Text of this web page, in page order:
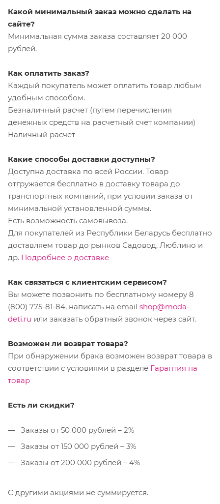
Какой минимальный заказ можно сделать на
сайте?
Минимальная сумма заказа составляет 20 000
рублей.
Как оплатить заказ?
Каждый покупатель может оплатить товар любым
удобным способом.
Безналичный расчет (путем перечисления
денежных средств на расчетный счет компании)
Наличный расчет
Какие способы доставки доступны?
Доступна доставка по всей России. Товар
отгружается бесплатно в доставку товара до
транспортных компаний, при условии заказа от
минимальной установленной суммы.
Есть возможность самовывоза.
Для покупателей из Республики Беларусь бесплатно
доставляем товар до рынков Садовод, Люблино и
др. Подробнее о доставке
Как связаться с клиентским сервисом?
Вы можете позвонить по бесплатному номеру 8
(800) 775-81-84, написать на email shop@moda-
deti.ru или заказать обратный звонок через сайт.
Возможен ли возврат товара?
При обнаружении брака возможен возврат товара в
соответствии с условиями в разделе Гарантия на
товар
Есть ли скидки?
Заказы от 50 000 рублей – 2%
Заказы от 150 000 рублей – 3%
Заказы от 200 000 рублей – 4%
С другими акциями не суммируется.